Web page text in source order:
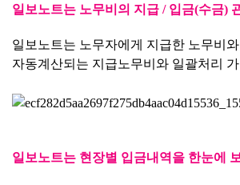
일보노트는 노무비의 지급 / 입금(수금)
일보노트는 노무자에게 지급한 노무비
자동계산되는 지급노무비와 일괄처리
일보노트는 현장별 입금내역을 한눈에